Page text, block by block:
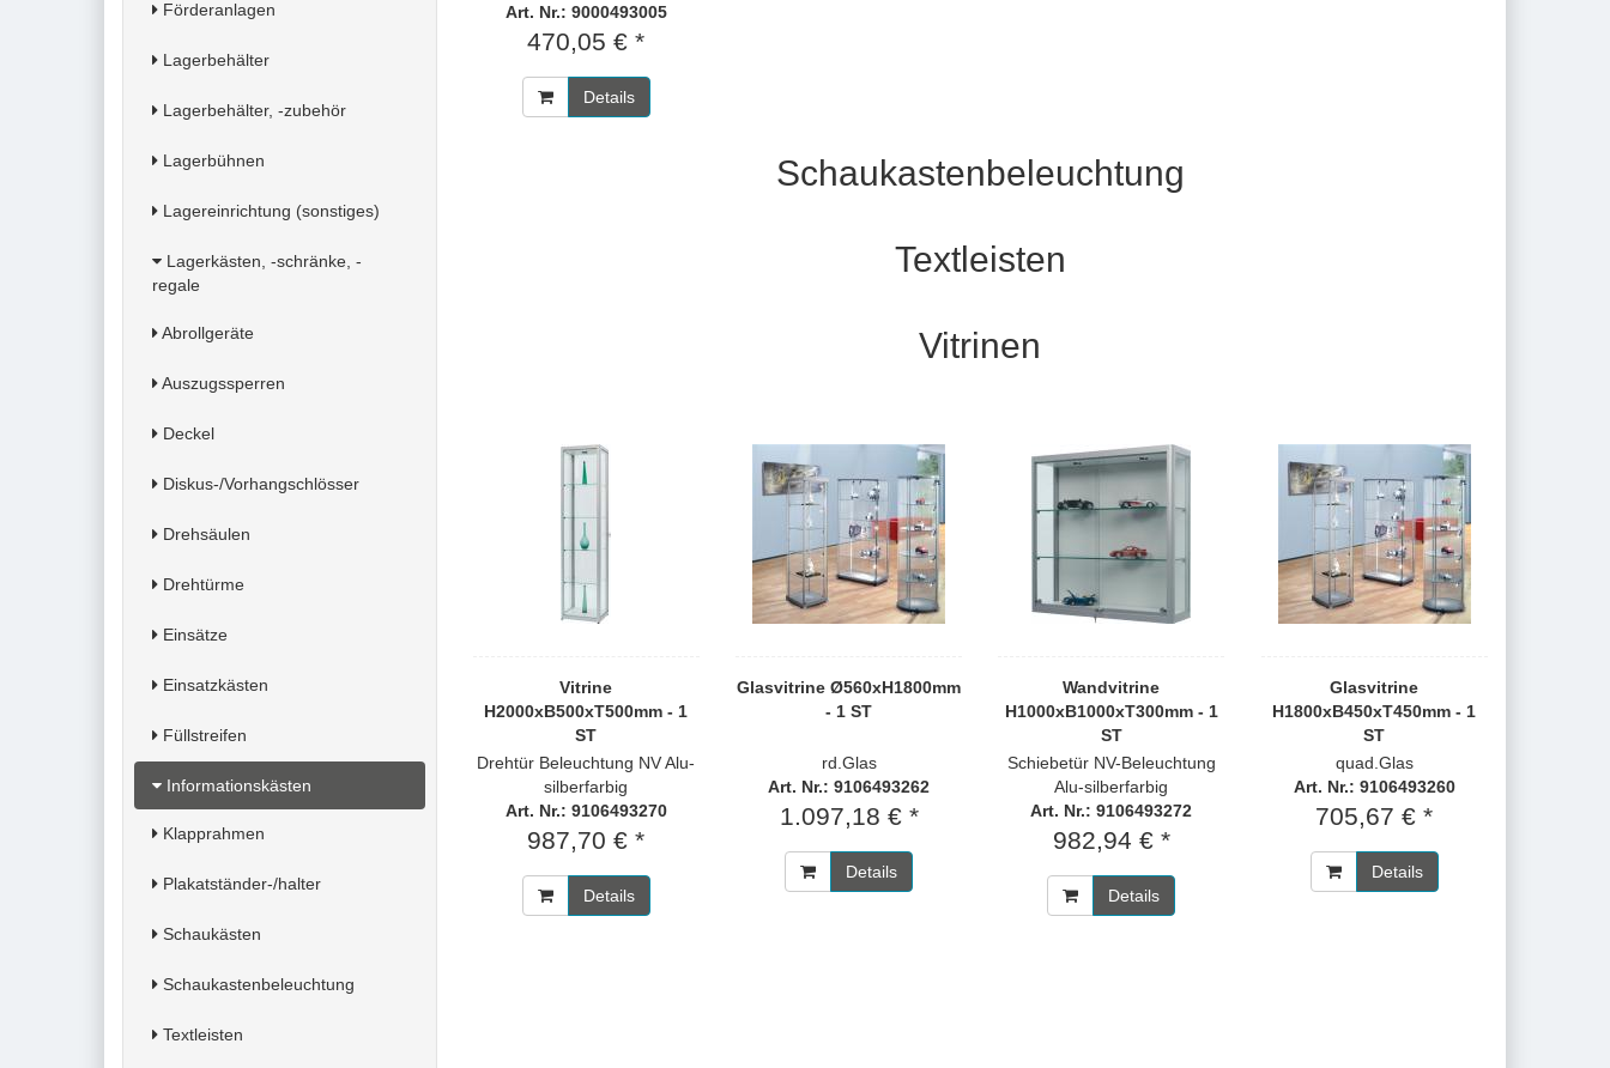
Förderanlagen
Lagerbehälter
Lagerbehälter, -zubehör
Lagerbühnen
Lagereinrichtung (sonstiges)
Lagerkästen, -schränke, -
regale
Abrollgeräte
Auszugssperren
Deckel
Diskus-/Vorhangschlösser
Drehsäulen
Drehtürme
Einsätze
Einsatzkästen
Füllstreifen
Informationskästen
Klapprahmen
Plakatständer-/halter
Schaukästen
Schaukastenbeleuchtung
Textleisten
Art. Nr.: 9000493005
470,05 € *
Details
Schaukastenbeleuchtung
Textleisten
Vitrinen
Vitrine
H2000xB500xT500mm - 1
ST
Drehtür Beleuchtung NV Alu-
silberfarbig
Art. Nr.: 9106493270
987,70 € *
Details
Glasvitrine Ø560xH1800mm
- 1 ST
rd.Glas
Art. Nr.: 9106493262
1.097,18 € *
Details
Wandvitrine
H1000xB1000xT300mm - 1
ST
Schiebetür NV-Beleuchtung
Alu-silberfarbig
Art. Nr.: 9106493272
982,94 € *
Details
Glasvitrine
H1800xB450xT450mm - 1
ST
quad.Glas
Art. Nr.: 9106493260
705,67 € *
Details